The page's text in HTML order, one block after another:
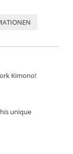
Kimono!
unique